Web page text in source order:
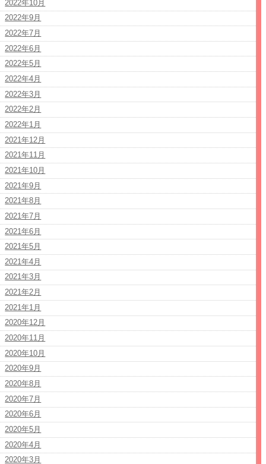
2022年10月
2022年9月
2022年7月
2022年6月
2022年5月
2022年4月
2022年3月
2022年2月
2022年1月
2021年12月
2021年11月
2021年10月
2021年9月
2021年8月
2021年7月
2021年6月
2021年5月
2021年4月
2021年3月
2021年2月
2021年1月
2020年12月
2020年11月
2020年10月
2020年9月
2020年8月
2020年7月
2020年6月
2020年5月
2020年4月
2020年3月